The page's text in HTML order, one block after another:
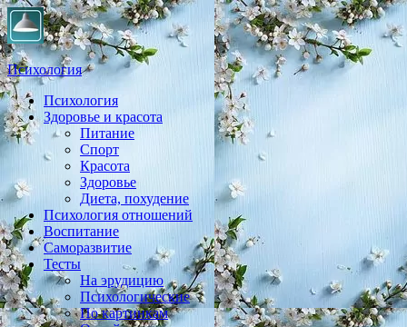
Психология
Практическая психология, личностный рост, экология,
здоровье, воспитание,
Психология
Здоровье и красота
Питание
Спорт
Красота
Здоровье
Диета, похудение
Психология отношений
Воспитание
Саморазвитие
Тесты
На эрудицию
Психологические
По картинкам